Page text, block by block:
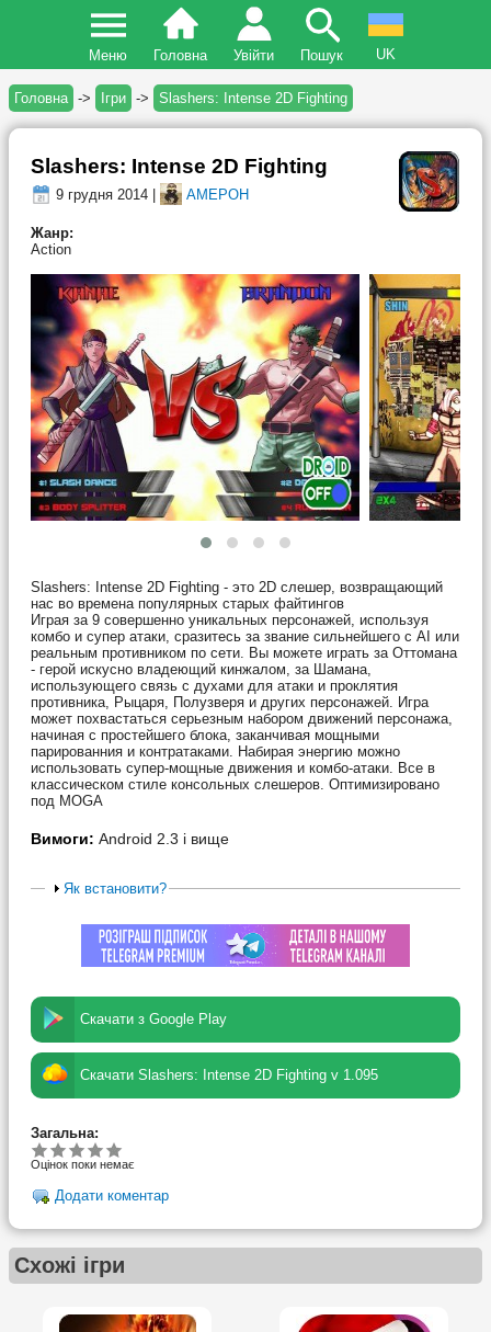
Меню Головна Увійти Пошук UK
Головна -> Ігри -> Slashers: Intense 2D Fighting
Slashers: Intense 2D Fighting
9 грудня 2014 | AMEPOH
Жанр:
Action
Slashers: Intense 2D Fighting - это 2D слешер, возвращающий
нас во времена популярных старых файтингов
Играя за 9 совершенно уникальных персонажей, используя
комбо и супер атаки, сразитесь за звание сильнейшего с AI или
реальным противником по сети. Вы можете играть за Оттомана
- герой искусно владеющий кинжалом, за Шамана,
использующего связь с духами для атаки и проклятия
противника, Рыцаря, Полузверя и других персонажей. Игра
может похвастаться серьезным набором движений персонажа,
начиная с простейшего блока, заканчивая мощными
парированния и контратаками. Набирая энергию можно
использовать супер-мощные движения и комбо-атаки. Все в
классическом стиле консольных слешеров. Оптимизировано
под MOGA
Вимоги: Android 2.3 і вище
Як встановити?
Скачати з Google Play
Скачати Slashers: Intense 2D Fighting v 1.095
Загальна:
Оцінок поки немає
Додати коментар
Схожі ігри